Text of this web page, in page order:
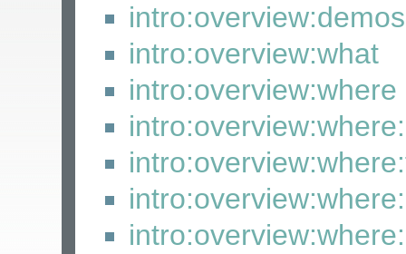
intro:overview:demos
intro:overview:what
intro:overview:where